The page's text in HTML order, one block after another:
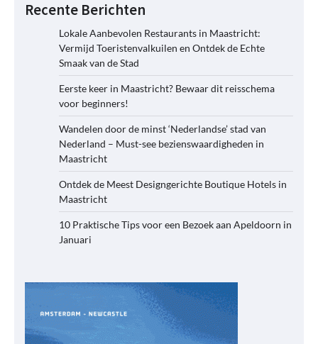
Recente Berichten
Lokale Aanbevolen Restaurants in Maastricht:
Vermijd Toeristenvalkuilen en Ontdek de Echte
Smaak van de Stad
Eerste keer in Maastricht? Bewaar dit reisschema
voor beginners!
Wandelen door de minst ‘Nederlandse’ stad van
Nederland – Must-see bezienswaardigheden in
Maastricht
Ontdek de Meest Designgerichte Boutique Hotels in
Maastricht
10 Praktische Tips voor een Bezoek aan Apeldoorn in
Januari